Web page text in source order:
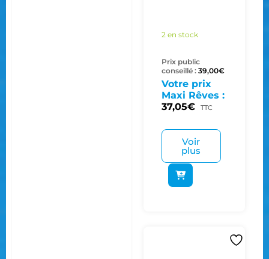
2 en stock
Prix public
conseillé : 39,00€
Votre prix
Maxi Rêves :
37,05€ TTC
Voir
plus